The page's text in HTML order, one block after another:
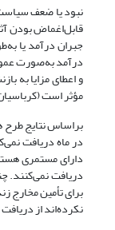
نبود یا ضعف
جبران درآمد یا
درآمد به‌صورت
و اعطای مزایا به
مؤثر است (کرباسیان،
‌نکرده‌اند از